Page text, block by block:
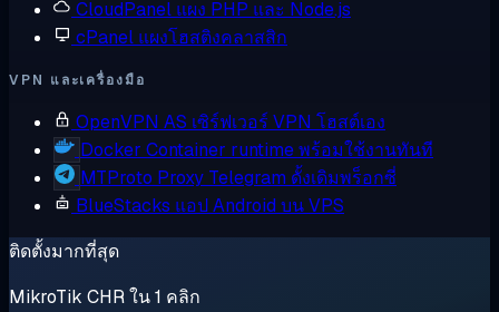
CloudPanel แผง PHP และ Node.js
cPanel แผงโฮสติงคลาสสิก
VPN และเครื่องมือ
OpenVPN AS เซิร์ฟเวอร์ VPN โฮสต์เอง
Docker Container runtime พร้อมใช้งานทันที
MTProto Proxy Telegram ดั้งเดิมพร็อกซี่
BlueStacks แอป Android บน VPS
ติดตั้งมากที่สุด
MikroTik CHR ใน 1 คลิก